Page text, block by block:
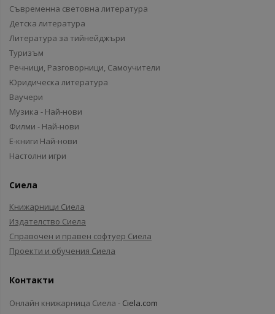
Съвременна световна литература
Детска литература
Литература за тийнейджъри
Туризъм
Речници, Разговорници, Самоучители
Юридическа литература
Ваучери
Музика - Най-нови
Филми - Най-нови
Е-книги Най-нови
Настолни игри
Сиела
Книжарници Сиела
Издателство Сиела
Справочен и правен софтуер Сиела
Проекти и обучения Сиела
Контакти
Онлайн книжарница Сиела - Ciela.com